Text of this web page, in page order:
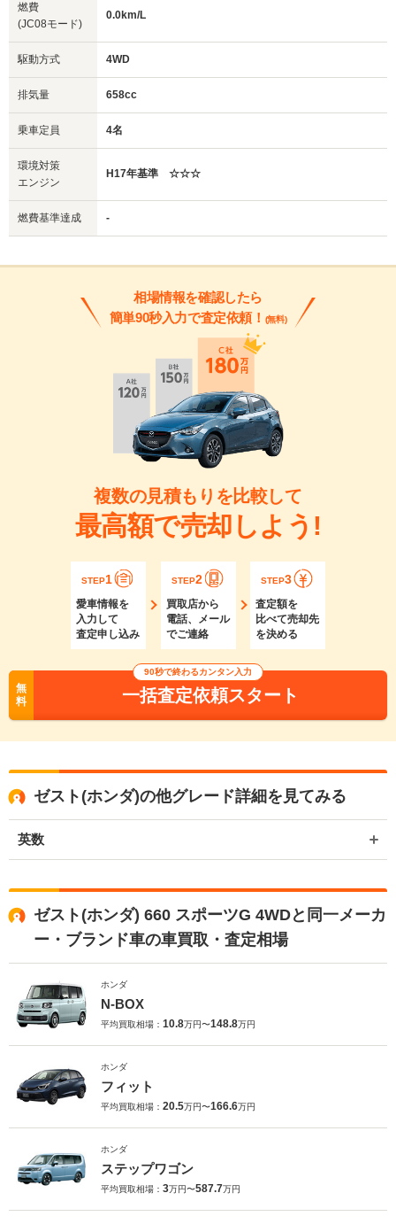
燃費
(JC08モード)
0.0km/L
駆動方式 4WD
排気量 658cc
乗車定員 4名
環境対策
エンジン
H17年基準 ☆☆☆
燃費基準達成 -
相場情報を確認したら
簡単90秒入力で査定依頼！ (無料)
複数の見積もりを比較して
最高額で売却しよう!
STEP1
愛車情報を
入力して
査定申し込み
STEP2
買取店から
電話、メール
でご連絡
STEP3
査定額を
比べて売却先
を決める
無
料
90秒で終わるカンタン入力
一括査定依頼スタート
ゼスト(ホンダ)の他グレード詳細を見てみる
英数
ゼスト(ホンダ) 660 スポーツG 4WDと同一メーカ
ー・ブランド車の車買取・査定相場
ホンダ
N-BOX
平均買取相場： 10.8万円〜148.8万円
ホンダ
フィット
平均買取相場： 20.5万円〜166.6万円
ホンダ
ステップワゴン
平均買取相場： 3万円〜587.7万円